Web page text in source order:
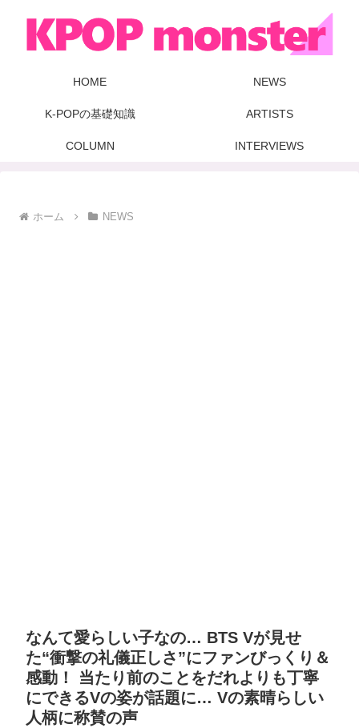
HOME NEWS
K-POPの基礎知識 ARTISTS
COLUMN INTERVIEWS
ホーム NEWS
なんて愛らしい子なの… BTS Vが見せ
た“衝撃の礼儀正しさ”にファンびっくり＆
感動！ 当たり前のことをだれよりも丁寧
にできるVの姿が話題に… Vの素晴らしい
人柄に称賛の声